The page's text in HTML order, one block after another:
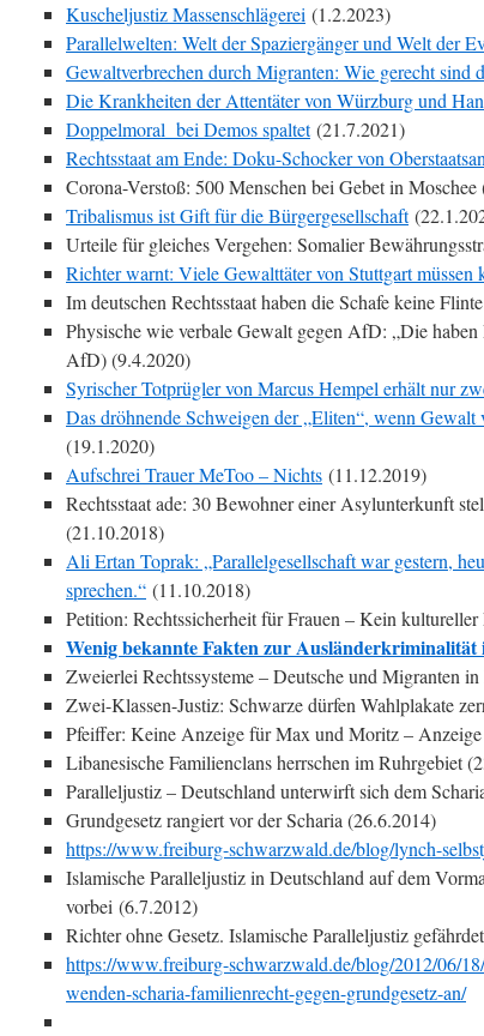
Kuscheljustiz Massenschlägerei (1.2.2023)
Parallelwelten: Welt der Spaziergänger und Welt der
Gewaltverbrechen durch Migranten: Wie gerecht sind
Die Krankheiten der Attentäter von Würzburg und
Doppelmoral bei Demos spaltet(21.7.2021)
Rechtsstaat am Ende: Doku-Schocker von
Corona-Verstoß: 500 Menschen bei Gebet in
Tribalismus ist Gift für die Bürgergesellschaft
Urteile für gleiches Vergehen: Somalier
Richter warnt: Viele Gewalttäter von Stuttgart müssen
Im deutschen Rechtsstaat haben die Schafe keine
Physische wie verbale Gewalt gegen AfD: „Die
AfD) (9.4.2020)
Syrischer Totprügler von Marcus Hempel erhält nur
Das dröhnende Schweigen der „Eliten“, wenn
(19.1.2020)
Aufschrei Trauer MeToo – Nichts (11.12.2019)
Rechtsstaat ade: 30 Bewohner einer Asylunterkunft
(21.10.2018)
Ali Ertan Toprak: „Parallelgesellschaft war gestern,
sprechen.“ (11.10.2018)
Petition: Rechtssicherheit für Frauen – Kein
Wenig bekannte Fakten zur Ausländerkriminalität
Zweierlei Rechtssysteme – Deutsche und Migranten
Zwei-Klassen-Justiz: Schwarze dürfen Wahlplakate
Pfeiffer: Keine Anzeige für Max und Moritz –
Libanesische Familienclans herrschen im Ruhrgebiet
Paralleljustiz – Deutschland unterwirft sich dem
Grundgesetz rangiert vor der Scharia (26.6.2014)
https://www.freiburg-schwarzwald.de/blog/lynch-
Islamische Paralleljustiz in Deutschland auf dem
vorbei (6.7.2012)
Richter ohne Gesetz. Islamische Paralleljustiz
https://www.freiburg-schwarzwald.de/blog/2012/06/
wenden-scharia-familienrecht-gegen-grundgesetz-an/